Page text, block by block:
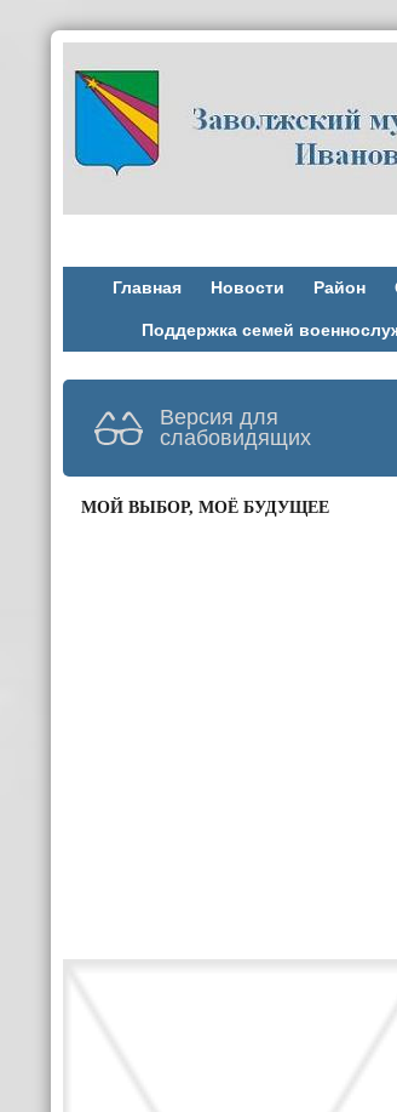
Главная Новости Район
Поддержка семей
Версия для
слабовидящих
МОЙ ВЫБОР, МОЁ БУДУЩЕЕ